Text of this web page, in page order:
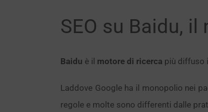
SEO su Baidu,
Baidu è il motore di ricerca più diffuso
Laddove Google ha il monopolio nei
regole e molte sono differenti dalle